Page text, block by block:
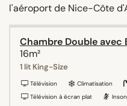
l'aéroport de Nice-Côte
Chambre Double avec
16m²
1 lit King-Size
Télévision Climatisation
Télévision à écran plat